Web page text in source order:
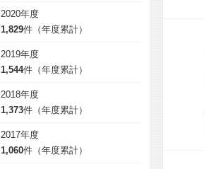
2020年度
1,829件（年度累計）
2019年度
1,544件（年度累計）
2018年度
1,373件（年度累計）
2017年度
1,060件（年度累計）